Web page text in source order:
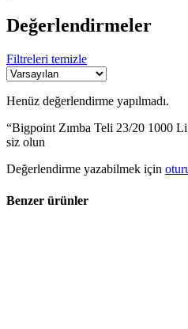
Değerlendirmeler
Filtreleri temizle
Henüz değerlendirme yapılmadı.
“Bigpoint Zımba Teli 23/20 1000
siz olun
Değerlendirme yazabilmek için
Benzer ürünler